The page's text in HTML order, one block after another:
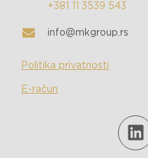
+381 11 3539 543
info@mkgroup.rs
Politika privatnosti
E-račun